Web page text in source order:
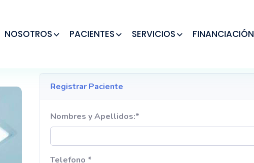
NOSOTROS PACIENTES SERVICIOS FINANCIACIÓN